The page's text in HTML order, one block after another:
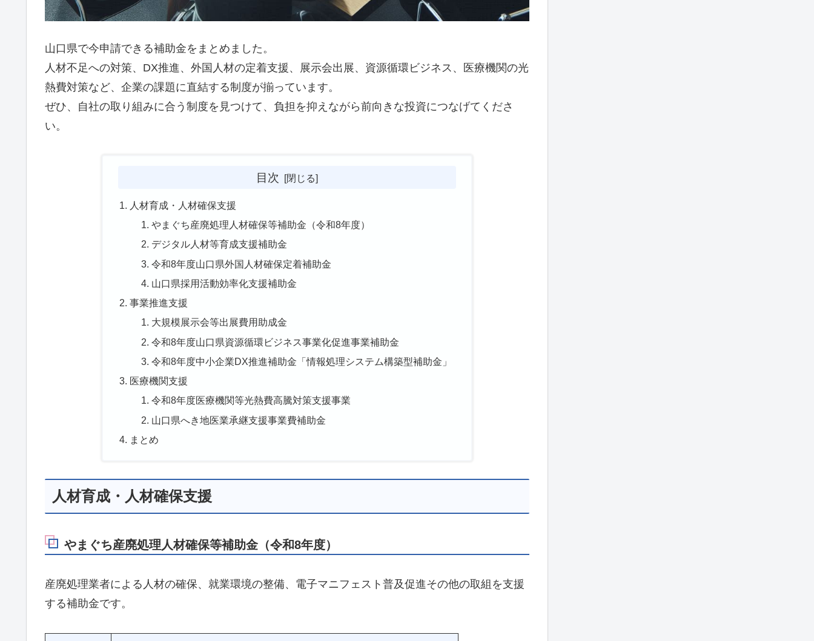
山口県で今申請できる補助金をまとめました。
人材不足への対策、DX推進、外国人材の定着支援、展示会出展、資源循環ビジネス、医療機関の光
熱費対策など、企業の課題に直結する制度が揃っています。
ぜひ、自社の取り組みに合う制度を見つけて、負担を抑えながら前向きな投資につなげてくださ
い。
目次
人材育成・人材確保支援
やまぐち産廃処理人材確保等補助金（令和8年度）
デジタル人材等育成支援補助金
令和8年度山口県外国人材確保定着補助金
山口県採用活動効率化支援補助金
事業推進支援
大規模展示会等出展費用助成金
令和8年度山口県資源循環ビジネス事業化促進事業補助金
令和8年度中小企業DX推進補助金「情報処理システム構築型補助金」
医療機関支援
令和8年度医療機関等光熱費高騰対策支援事業
山口県へき地医業承継支援事業費補助金
まとめ
人材育成・人材確保支援
やまぐち産廃処理人材確保等補助金（令和8年度）
産廃処理業者による人材の確保、就業環境の整備、電子マニフェスト普及促進その他の取組を支援
する補助金です。